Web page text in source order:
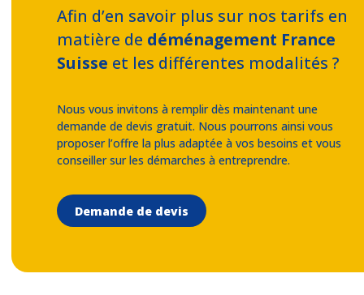
Afin d’en savoir plus sur nos tarifs en
matière de déménagement France
Suisse et les différentes modalités ?
Nous vous invitons à remplir dès maintenant une
demande de devis gratuit. Nous pourrons ainsi vous
proposer l’offre la plus adaptée à vos besoins et vous
conseiller sur les démarches à entreprendre.
Demande de devis